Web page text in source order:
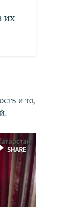
их
и то,
SHARE